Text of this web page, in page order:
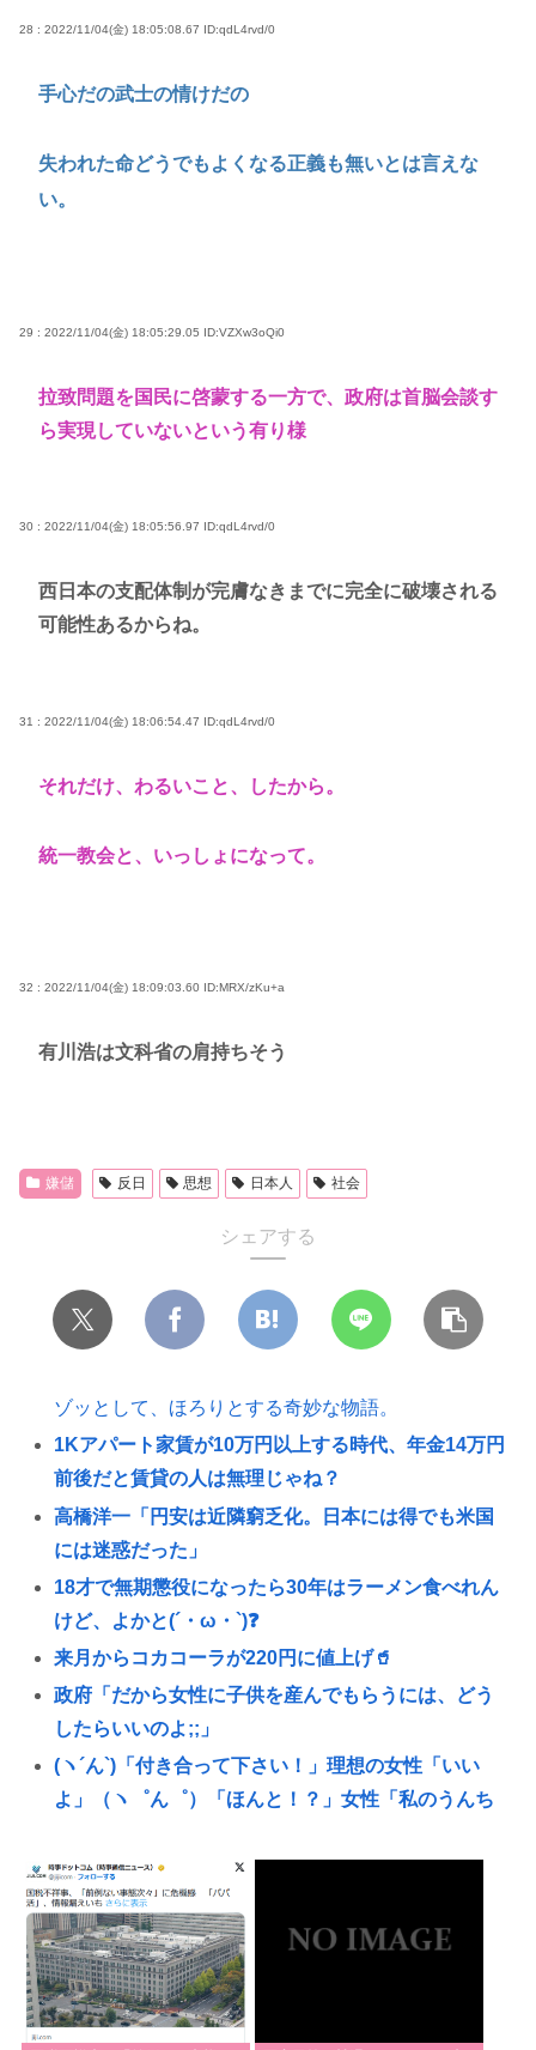
28 : 2022/11/04(金) 18:05:08.67 ID:qdL4rvd/0
手心だの武士の情けだの
失われた命どうでもよくなる正義も無いとは言えな
い。
29 : 2022/11/04(金) 18:05:29.05 ID:VZXw3oQi0
拉致問題を国民に啓蒙する一方で、政府は首脳会談す
ら実現していないという有り様
30 : 2022/11/04(金) 18:05:56.97 ID:qdL4rvd/0
西日本の支配体制が完膚なきまでに完全に破壊される
可能性あるからね。
31 : 2022/11/04(金) 18:06:54.47 ID:qdL4rvd/0
それだけ、わるいこと、したから。
統一教会と、いっしょになって。
32 : 2022/11/04(金) 18:09:03.60 ID:MRX/zKu+a
有川浩は文科省の肩持ちそう
嫌儲 反日 思想 日本人 社会
シェアする
ゾッとして、ほろりとする奇妙な物語。
1Kアパート家賃が10万円以上する時代、年金14万円
前後だと賃貸の人は無理じゃね？
高橋洋一「円安は近隣窮乏化。日本には得でも米国
には迷惑だった」
18才で無期懲役になったら30年はラーメン食べれん
けど、よかと(´・ω・`)❓
来月からコカコーラが220円に値上げ🥤
政府「だから女性に子供を産んでもらうには、どう
したらいいのよ;;」
(ヽ´ん`)「付き合って下さい！」理想の女性「いい
よ」（ヽ゜ん゜）「ほんと！？」女性「私のうんち
中国人の子供が溺れ、周りに助けを乞う父親と、ス
マホを向けてインプレ稼ぎの見物人
小野田大臣(35)、外国人政策を問われるのが嫌すぎて
外国特派員協会の招待を連続拒否www
ウマ娘声優、結婚www